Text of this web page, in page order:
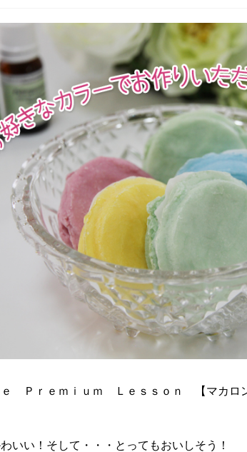
ｅ Ｐｒｅｍｉｕｍ Ｌｅｓｓｏｎ 【マカロ
いい！そして・・・とってもおいしそう！